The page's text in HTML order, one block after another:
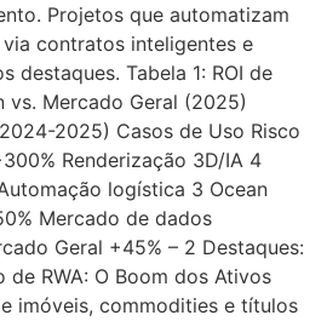
Projetos que automatizam
contratos inteligentes e
destaques. Tabela 1: ROI de
vs. Mercado Geral (2025)
2025) Casos de Uso Risco
Renderização 3D/IA 4
logística 3 Ocean
Mercado de dados
Geral +45% – 2 Destaques:
de RWA: O Boom dos Ativos
imóveis, commodities e títulos